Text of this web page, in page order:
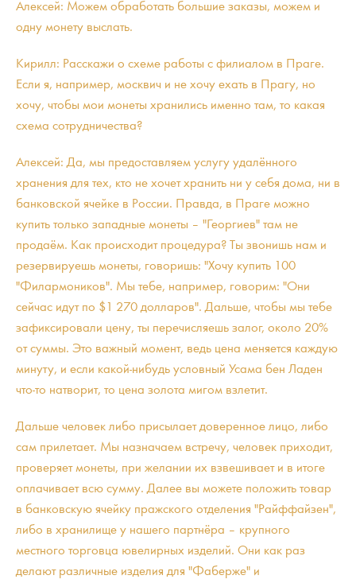
Алексей: Можем обработать большие заказы, можем и
одну монету выслать.
Кирилл: Расскажи о схеме работы с филиалом в Праге.
Если я, например, москвич и не хочу ехать в Прагу, но
хочу, чтобы мои монеты хранились именно там, то какая
схема сотрудничества?
Алексей: Да, мы предоставляем услугу удалённого
хранения для тех, кто не хочет хранить ни у себя дома, ни в
банковской ячейке в России. Правда, в Праге можно
купить только западные монеты – "Георгиев" там не
продаём. Как происходит процедура? Ты звонишь нам и
резервируешь монеты, говоришь: "Хочу купить 100
"Филармоников". Мы тебе, например, говорим: "Они
сейчас идут по $1 270 долларов". Дальше, чтобы мы тебе
зафиксировали цену, ты перечисляешь залог, около 20%
от суммы. Это важный момент, ведь цена меняется каждую
минуту, и если какой-нибудь условный Усама бен Ладен
что-то натворит, то цена золота мигом взлетит.
Дальше человек либо присылает доверенное лицо, либо
сам прилетает. Мы назначаем встречу, человек приходит,
проверяет монеты, при желании их взвешивает и в итоге
оплачивает всю сумму. Далее вы можете положить товар
в банковскую ячейку пражского отделения "Райффайзен",
либо в хранилище у нашего партнёра – крупного
местного торговца ювелирных изделий. Они как раз
делают различные изделия для "Фаберже" и